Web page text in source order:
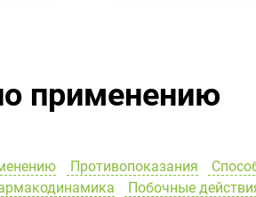
применению
Противопоказания
Побочные